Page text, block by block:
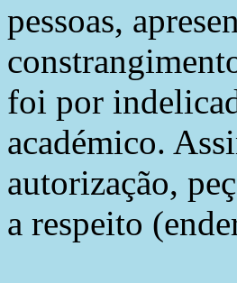
pessoas,
foi por
académico.
autorização,
a respeito